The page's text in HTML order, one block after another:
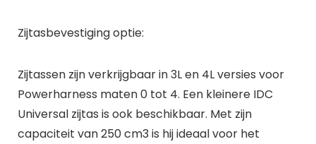
Zijtasbevestiging optie:
Zijtassen zijn verkrijgbaar in 3L en 4L versies voor
Powerharness maten 0 tot 4. Een kleinere IDC
Universal zijtas is ook beschikbaar. Met zijn
capaciteit van 250 cm3 is hij ideaal voor het